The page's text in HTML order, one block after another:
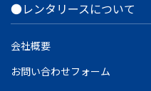
●レンタリースについて
会社概要
お問い合わせフォーム